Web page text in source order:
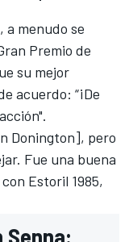
a menudo se
Premio de
su mejor
acuerdo: “¡De
Donington], pero
Fue una buena
Estoril 1985,
Senna: